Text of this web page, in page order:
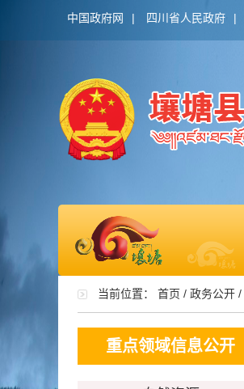
中国政府网 | 四川省人民政府 |
当前位置： 首页 / 政务公开 /
重点领域信息公开